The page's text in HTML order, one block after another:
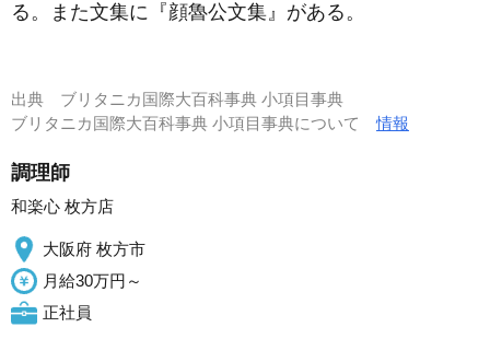
る。また文集に『顔魯公文集』がある。
出典 ブリタニカ国際大百科事典 小項目事典
ブリタニカ国際大百科事典 小項目事典について情報
調理師
和楽心 枚方店
大阪府 枚方市
月給30万円～
正社員